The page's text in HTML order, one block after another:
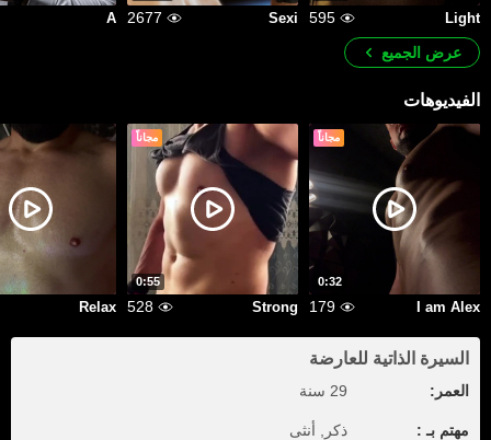
Light
595
Sexi
2677
A
عرض الجميع
الفيديوهات
مجاناً
0:32
I am Alex
179
مجاناً
0:55
Strong
528
Relax
السيرة الذاتية للعارضة
العمر: 29 سنة
مهتم بـ : ذكر, أنثى